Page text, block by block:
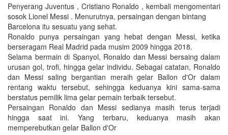
Penyerang Juventus , Cristiano Ronaldo , kembali mengomentari
sosok Lionel Messi . Menurutnya, persaingan dengan bintang
Barcelona itu sesuatu yang sehat.
Ronaldo punya persaingan yang hebat dengan Messi, ketika
berseragam Real Madrid pada musim 2009 hingga 2018.
Selama bermain di Spanyol, Ronaldo dan Messi bersaing dalam
urusan gol, trofi, hingga gelar individu. Sebagai catatan, Ronaldo
dan Messi saling bergantian meraih gelar Ballon d'Or dalam
rentang waktu tersebut, sehingga keduanya kini sama-sama
berstatus pemilik lima gelar pemain terbaik tersebut.
Persaingan Ronaldo dan Messi sedianya masih terus terjadi
hingga saat ini. Yang terbaru, keduanya masih akan
memperebutkan gelar Ballon d'Or